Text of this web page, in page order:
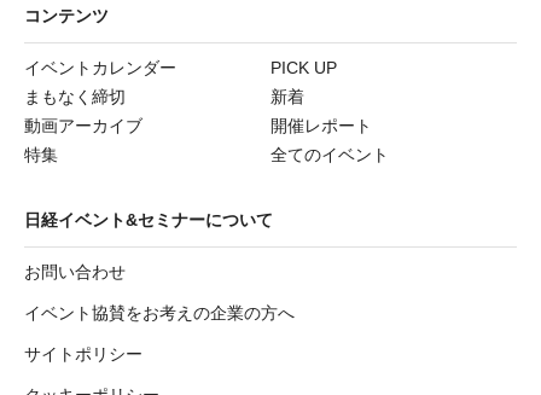
コンテンツ
イベントカレンダー
PICK UP
まもなく締切
新着
動画アーカイブ
開催レポート
特集
全てのイベント
日経イベント&セミナーについて
お問い合わせ
イベント協賛をお考えの企業の方へ
サイトポリシー